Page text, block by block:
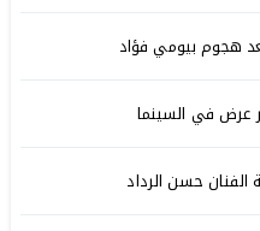
هجوم بيومي فؤاد
حسن الرداد